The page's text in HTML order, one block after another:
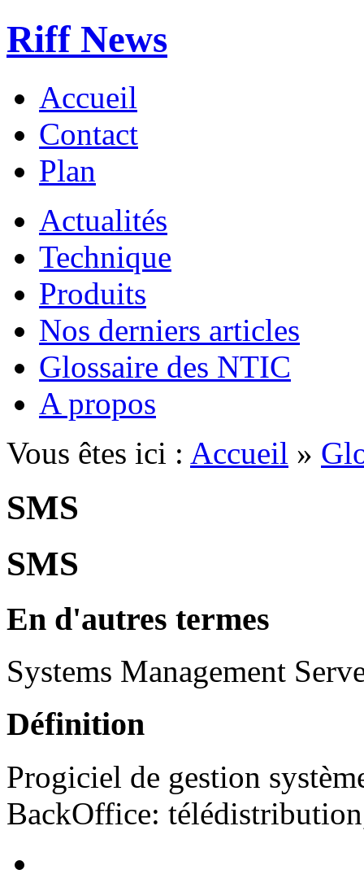
Riff News
Accueil
Contact
Plan
Actualités
Technique
Produits
Nos derniers articles
Glossaire des NTIC
A propos
Vous êtes ici : Accueil »
SMS
SMS
En d'autres termes
Systems Management
Définition
Progiciel de gestion
BackOffice: